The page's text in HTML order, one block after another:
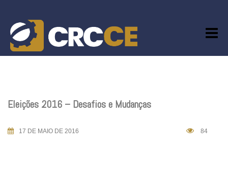
content
Eleições 2016 – Desafios e Mudanças
17 DE MAIO DE 2016 84